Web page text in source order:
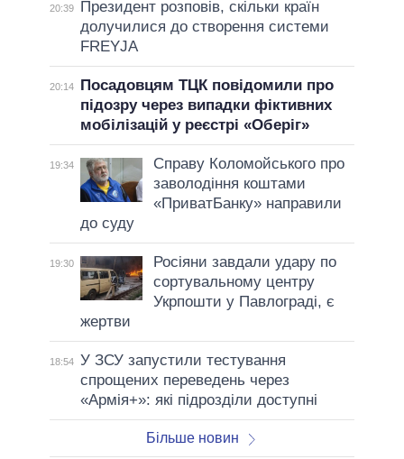
20:39
Президент розповів, скільки країн
долучилися до створення системи
FREYJA
20:14
Посадовцям ТЦК повідомили про
підозру через випадки фіктивних
мобілізацій у реєстрі «Оберіг»
19:34
Справу Коломойського про
заволодіння коштами
«ПриватБанку» направили
до суду
19:30
Росіяни завдали удару по
сортувальному центру
Укрпошти у Павлограді, є
жертви
18:54 У ЗСУ запустили тестування
спрощених переведень через
«Армія+»: які підрозділи доступні
Більше новин